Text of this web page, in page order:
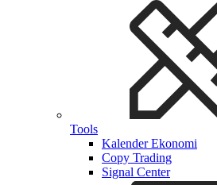
Tools
Kalender Ekonomi
Copy Trading
Signal Center